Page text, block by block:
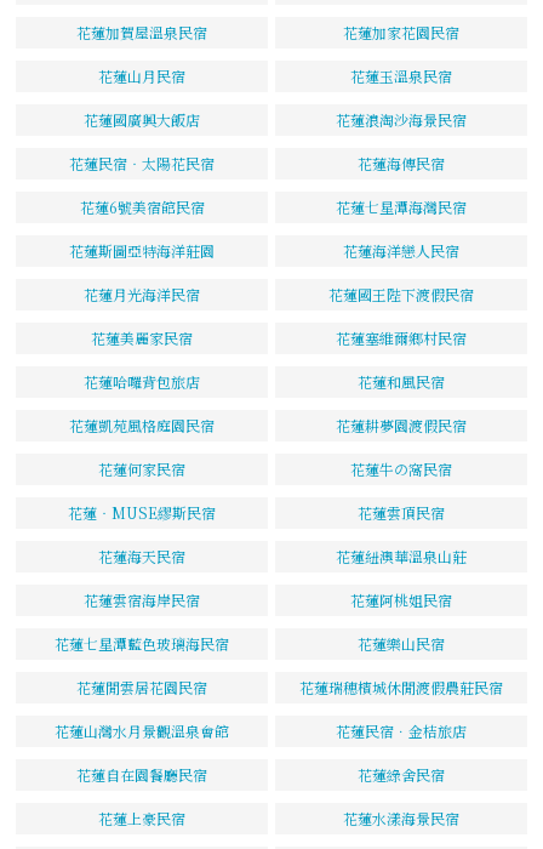
花蓮加賀屋溫泉民宿 花蓮加家花園民宿
花蓮山月民宿 花蓮玉溫泉民宿
花蓮國廣興大飯店 花蓮浪淘沙海景民宿
花蓮民宿‧太陽花民宿 花蓮海傳民宿
花蓮6號美宿館民宿 花蓮七星潭海灣民宿
花蓮斯圖亞特海洋莊園 花蓮海洋戀人民宿
花蓮月光海洋民宿 花蓮國王陛下渡假民宿
花蓮美麗家民宿 花蓮塞維爾鄉村民宿
花蓮哈囉背包旅店 花蓮和風民宿
花蓮凱苑風格庭園民宿 花蓮耕夢園渡假民宿
花蓮何家民宿 花蓮牛の窩民宿
花蓮‧MUSE繆斯民宿 花蓮雲頂民宿
花蓮海天民宿 花蓮紐澳華溫泉山莊
花蓮雲宿海岸民宿 花蓮阿桃姐民宿
花蓮七星潭藍色玻璃海民宿 花蓮樂山民宿
花蓮閒雲居花園民宿 花蓮瑞穗檳城休閒渡假農莊民宿
花蓮山灣水月景觀溫泉會館 花蓮民宿．金桔旅店
花蓮自在園餐廳民宿 花蓮綠舍民宿
花蓮上豪民宿 花蓮水漾海景民宿